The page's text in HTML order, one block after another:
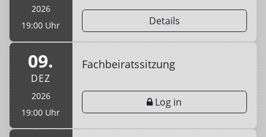
2026
19:00 Uhr
Details
09.
DEZ
2026
19:00 Uhr
Fachbeiratssitzung
Log in